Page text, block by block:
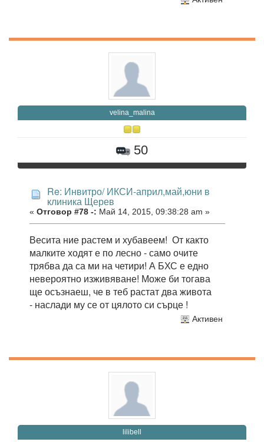
velina_malina
50
Re: Инвитро/ ИКСИ-април,май,юни в
клиника Щерев
« Отговор #78 -: Май 14, 2015, 09:38:28 am »
Весита ние растем и хубавеем! От както
малките ходят е по лесно - само очите
трябва да са ми на четири! А БХС е едно
невероятно изживяване! Може би тогава
ще осъзнаеш, че в теб растат два живота
- наслади му се от цялото си сърце !
Активен
lilibell